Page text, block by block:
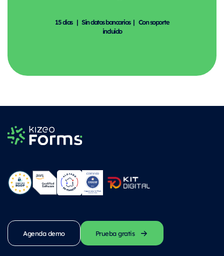
15 días | Sin datos bancarios | Con soporte
incluido
Agenda demo Prueba gratis